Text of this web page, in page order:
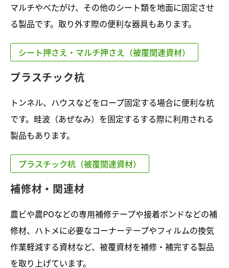
マルチやべたがけ、その他のシート類を地面に固定させ
る製品です。取り外す際の便利な器具もあります。
シート押さえ・マルチ押さえ（被覆関連資材）
プラスチック杭
トンネル、ハウスなどをロープ固定する場合に便利な杭
です。畦波（あぜなみ）を固定するする際に利用される
製品もあります。
プラスチック杭（被覆関連資材）
補修材・関連材
農ビや農POなどの専用補修テープや接着ボンドなどの補
修材、ハトメに必要なコーナーテープやフィルムの換気
作業軽減する資材など、被覆資材を補修・補完する製品
を取り上げています。